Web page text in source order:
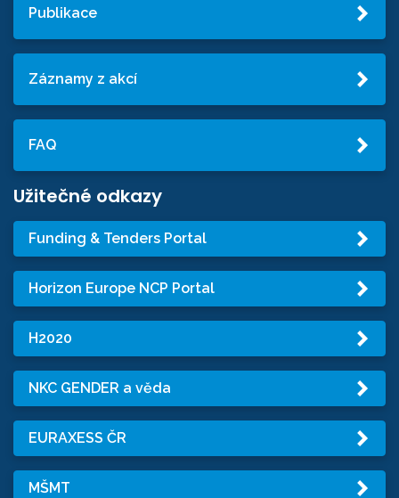
Publikace
Záznamy z akcí
FAQ
Užitečné odkazy
Funding & Tenders Portal
Horizon Europe NCP Portal
H2020
NKC GENDER a věda
EURAXESS ČR
MŠMT